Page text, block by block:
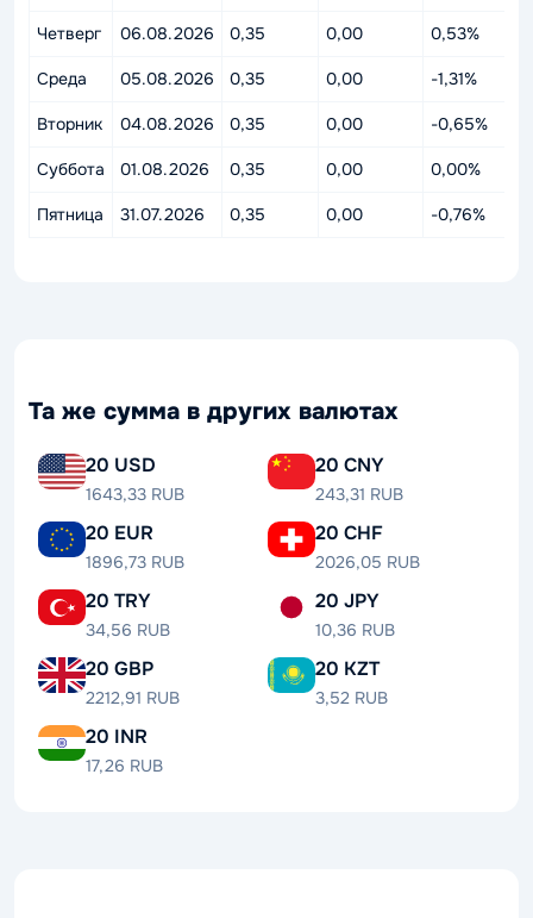
Четверг 06.08.2026 0,35 0,00 0,53%
Среда 05.08.2026 0,35 0,00 -1,31%
Вторник 04.08.2026 0,35 0,00 -0,65%
Суббота 01.08.2026 0,35 0,00 0,00%
Пятница 31.07.2026 0,35 0,00 -0,76%
Та же сумма в других валютах
20 USD
1643,33 RUB
20 CNY
243,31 RUB
20 EUR
1896,73 RUB
20 CHF
2026,05 RUB
20 TRY
34,56 RUB
20 JPY
10,36 RUB
20 GBP
2212,91 RUB
20 KZT
3,52 RUB
20 INR
17,26 RUB